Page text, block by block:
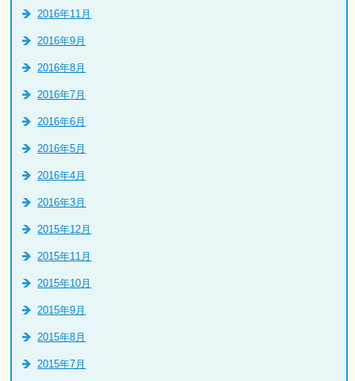
2016年11月
2016年9月
2016年8月
2016年7月
2016年6月
2016年5月
2016年4月
2016年3月
2015年12月
2015年11月
2015年10月
2015年9月
2015年8月
2015年7月